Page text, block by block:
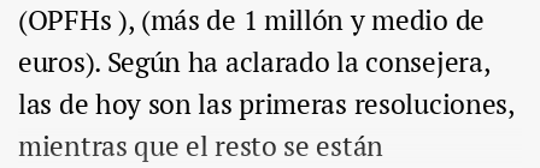
(OPFHs ), (más de 1 millón y medio de
euros). Según ha aclarado la consejera,
las de hoy son las primeras resoluciones,
mientras que el resto se están